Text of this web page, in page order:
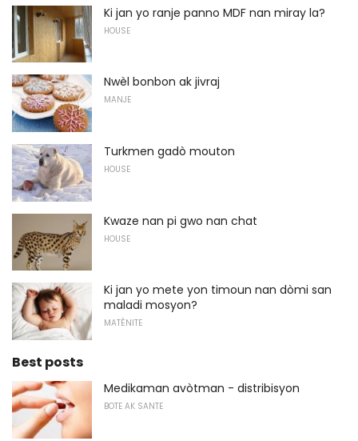
Ki jan yo ranje panno MDF nan miray la?
HOUSE
Nwèl bonbon ak jivraj
MANJE
Turkmen gadò mouton
HOUSE
Kwaze nan pi gwo nan chat
HOUSE
Ki jan yo mete yon timoun nan dòmi san
maladi mosyon?
MATÈNITE
Best posts
Medikaman avòtman - distribisyon
BOTE AK SANTE